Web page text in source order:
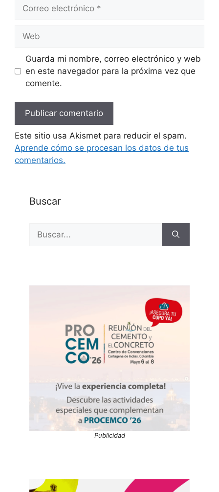
electrónico
Guarda mi nombre, correo electrónico y web
en este navegador para la próxima vez que
comente.
Este sitio usa Akismet para reducir el spam.
Aprende cómo se procesan los datos de tus
comentarios.
Buscar
Publicidad